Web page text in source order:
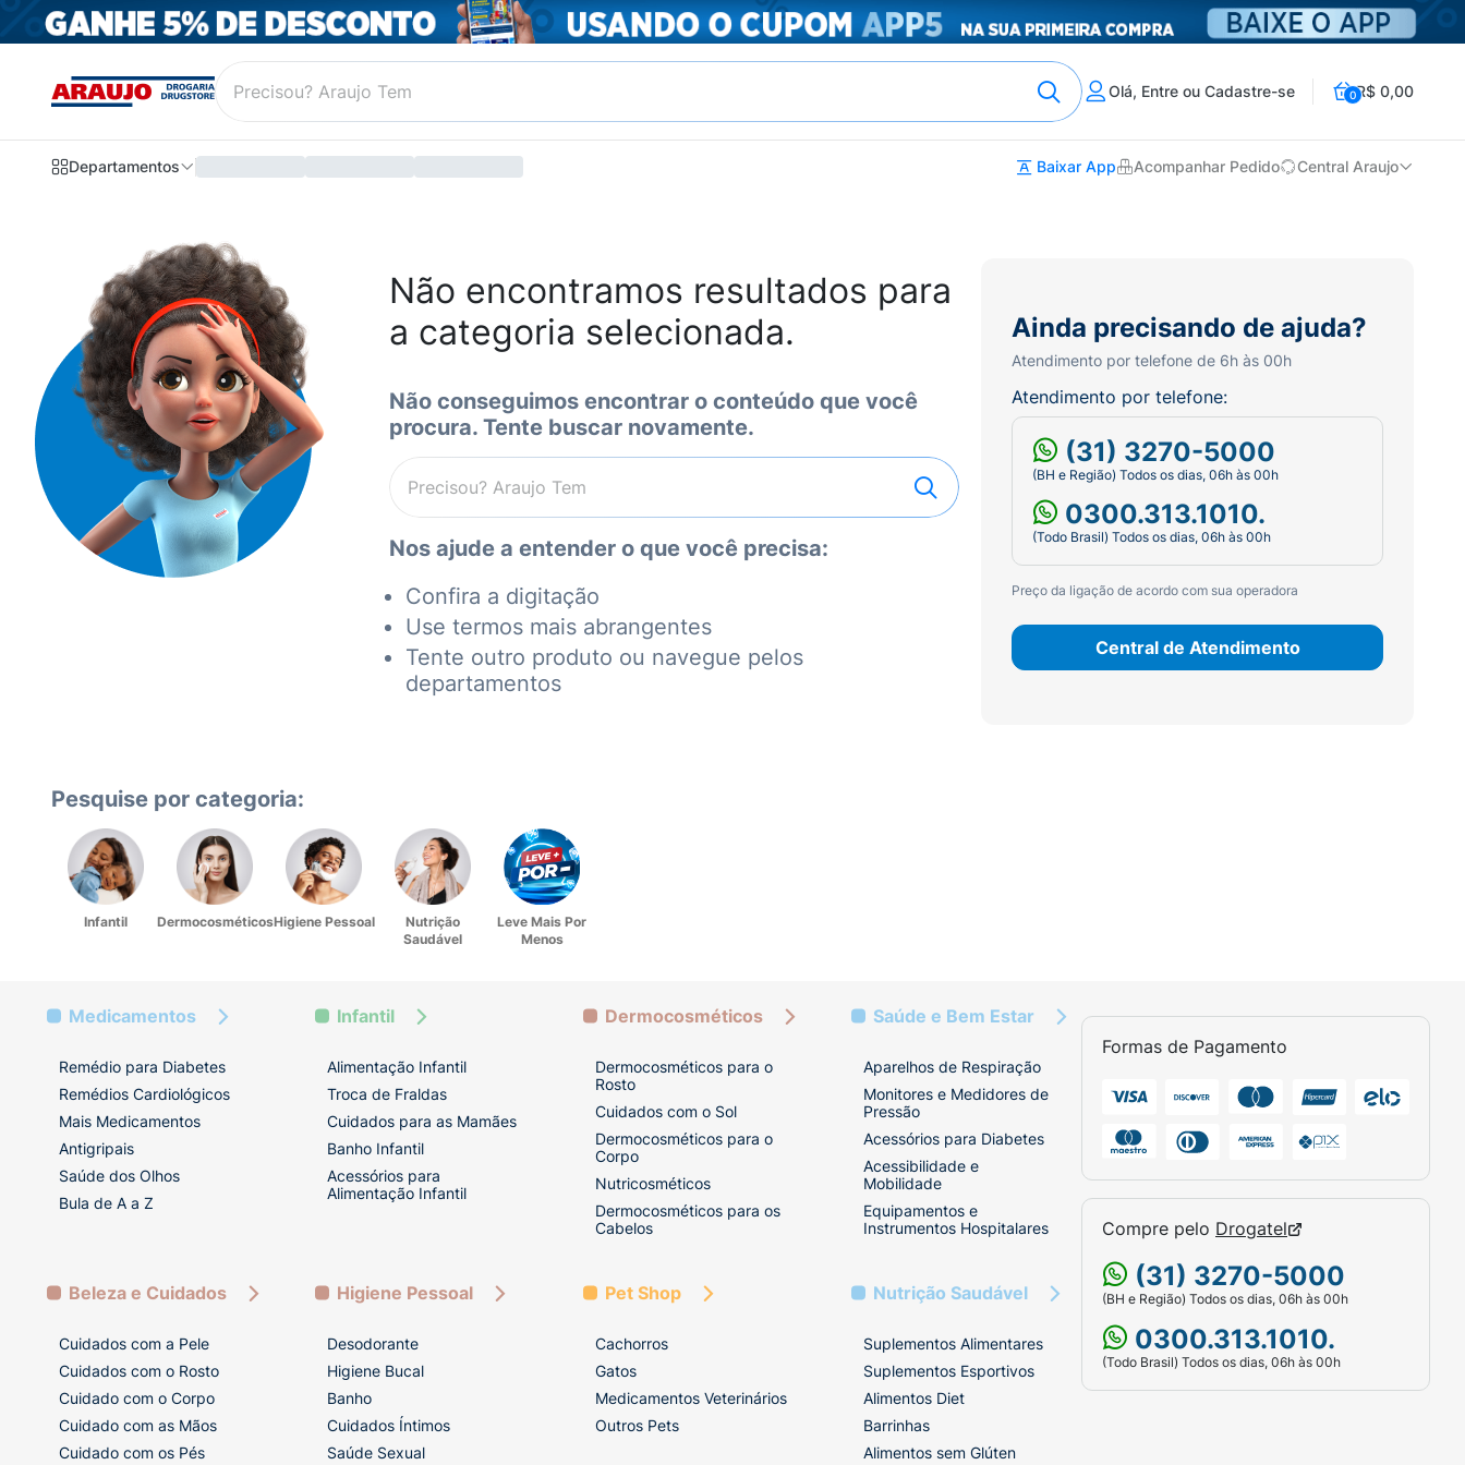
Olá, Entre ou Cadastre-se 0R$ 0,00
Departamentos Baixar App Acompanhar Pedido Central Araujo
Não encontramos resultados para
a categoria selecionada.
Não conseguimos encontrar o conteúdo que você
procura. Tente buscar novamente.
Nos ajude a entender o que você precisa:
Confira a digitação
Use termos mais abrangentes
Tente outro produto ou navegue pelos
departamentos
Ainda precisando de ajuda?
Atendimento por telefone de 6h às 00h
Atendimento por telefone:
(31) 3270-5000
(BH e Região) Todos os dias, 06h às 00h
0300.313.1010.
(Todo Brasil) Todos os dias, 06h às 00h
Preço da ligação de acordo com sua operadora
Central de Atendimento
Pesquise por categoria:
Infantil DermocosméticosHigiene Pessoal
Nutrição
Saudável
Leve Mais Por
Menos
Medicamentos
Remédio para Diabetes
Remédios Cardiológicos
Mais Medicamentos
Antigripais
Saúde dos Olhos
Bula de A a Z
Infantil
Alimentação Infantil
Troca de Fraldas
Cuidados para as Mamães
Banho Infantil
Acessórios para
Alimentação Infantil
Dermocosméticos
Dermocosméticos para o
Rosto
Cuidados com o Sol
Dermocosméticos para o
Corpo
Nutricosméticos
Dermocosméticos para os
Cabelos
Saúde e Bem Estar
Aparelhos de Respiração
Monitores e Medidores de
Pressão
Acessórios para Diabetes
Acessibilidade e
Mobilidade
Equipamentos e
Instrumentos Hospitalares
Beleza e Cuidados
Cuidados com a Pele
Cuidados com o Rosto
Cuidado com o Corpo
Cuidado com as Mãos
Cuidado com os Pés
Higiene Pessoal
Desodorante
Higiene Bucal
Banho
Cuidados Íntimos
Saúde Sexual
Pet Shop
Cachorros
Gatos
Medicamentos Veterinários
Outros Pets
Nutrição Saudável
Suplementos Alimentares
Suplementos Esportivos
Alimentos Diet
Barrinhas
Alimentos sem Glúten
Formas de Pagamento
Compre pelo Drogatel
(31) 3270-5000
(BH e Região) Todos os dias, 06h às 00h
0300.313.1010.
(Todo Brasil) Todos os dias, 06h às 00h